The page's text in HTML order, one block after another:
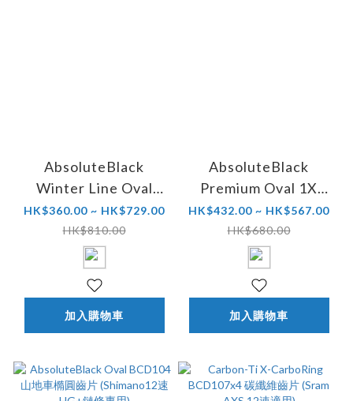
AbsoluteBlack
Winter Line Oval
BCD110x4 橢圓公路
車齒片 (Shimano用)
HK$360.00 ~ HK$729.00
HK$810.00
加入購物車
AbsoluteBlack
Premium Oval 1X
BCD104/64x4 山地車
橢圓齒片(BCD104 曲
柄適用)
HK$432.00 ~ HK$567.00
HK$680.00
加入購物車